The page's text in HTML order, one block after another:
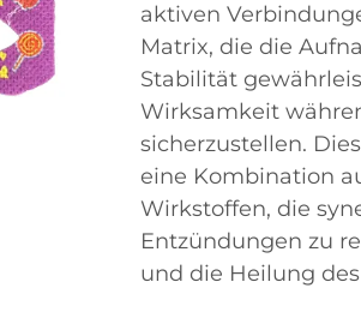
aktiven
Matrix, die die
Stabilität
Wirksamkeit
sicherzustellen.
eine Kombination
Wirkstoffen, die
Entzündungen zu
und die Heilung